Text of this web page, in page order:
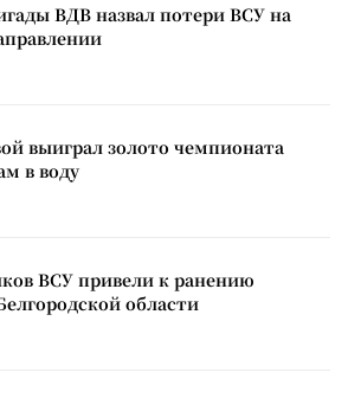
ВДВ назвал потери ВСУ на
выиграл золото чемпионата
в воду
ВСУ привели к ранению
области